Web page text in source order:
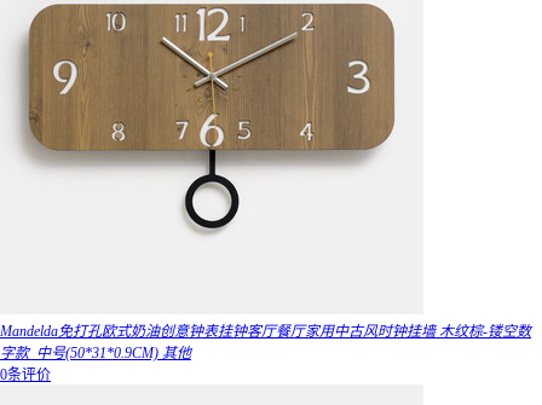
Mandelda免打孔欧式奶油创意钟表挂钟客厅餐厅家用中古风时钟挂墙 木纹棕-镂空数
字款_中号(50*31*0.9CM) 其他
0条评价